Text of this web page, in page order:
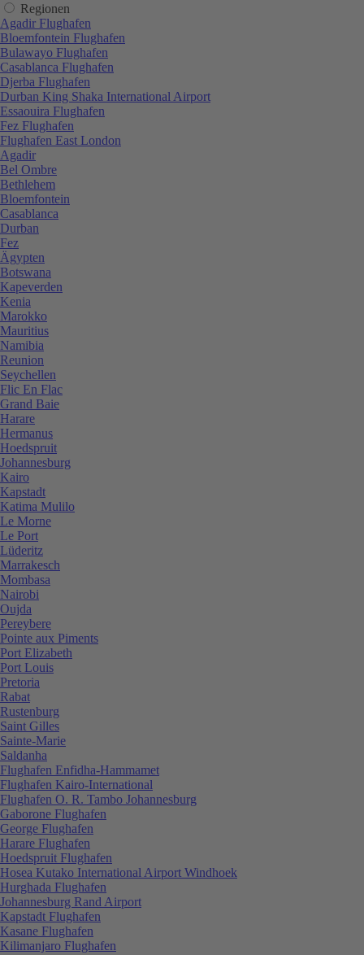
Regionen
Agadir Flughafen
Bloemfontein Flughafen
Bulawayo Flughafen
Casablanca Flughafen
Djerba Flughafen
Durban King Shaka International Airport
Essaouira Flughafen
Fez Flughafen
Flughafen East London
Agadir
Bel Ombre
Bethlehem
Bloemfontein
Casablanca
Durban
Fez
Ägypten
Botswana
Kapeverden
Kenia
Marokko
Mauritius
Namibia
Reunion
Seychellen
Flic En Flac
Grand Baie
Harare
Hermanus
Hoedspruit
Johannesburg
Kairo
Kapstadt
Katima Mulilo
Le Morne
Le Port
Lüderitz
Marrakesch
Mombasa
Nairobi
Oujda
Pereybere
Pointe aux Piments
Port Elizabeth
Port Louis
Pretoria
Rabat
Rustenburg
Saint Gilles
Sainte-Marie
Saldanha
Flughafen Enfidha-Hammamet
Flughafen Kairo-International
Flughafen O. R. Tambo Johannesburg
Gaborone Flughafen
George Flughafen
Harare Flughafen
Hoedspruit Flughafen
Hosea Kutako International Airport Windhoek
Hurghada Flughafen
Johannesburg Rand Airport
Kapstadt Flughafen
Kasane Flughafen
Kilimanjaro Flughafen